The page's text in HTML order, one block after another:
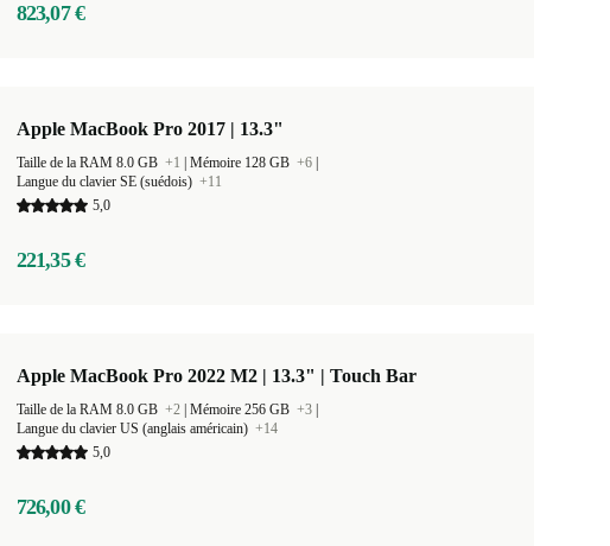
823,07 €
Apple MacBook Pro 2017 | 13.3"
Taille de la RAM 8.0 GB +1 Mémoire 128 GB +6
Langue du clavier SE (suédois) +11
5,0
221,35 €
Apple MacBook Pro 2022 M2 | 13.3" | Touch Bar
Taille de la RAM 8.0 GB +2 Mémoire 256 GB +3
Langue du clavier US (anglais américain) +14
5,0
726,00 €